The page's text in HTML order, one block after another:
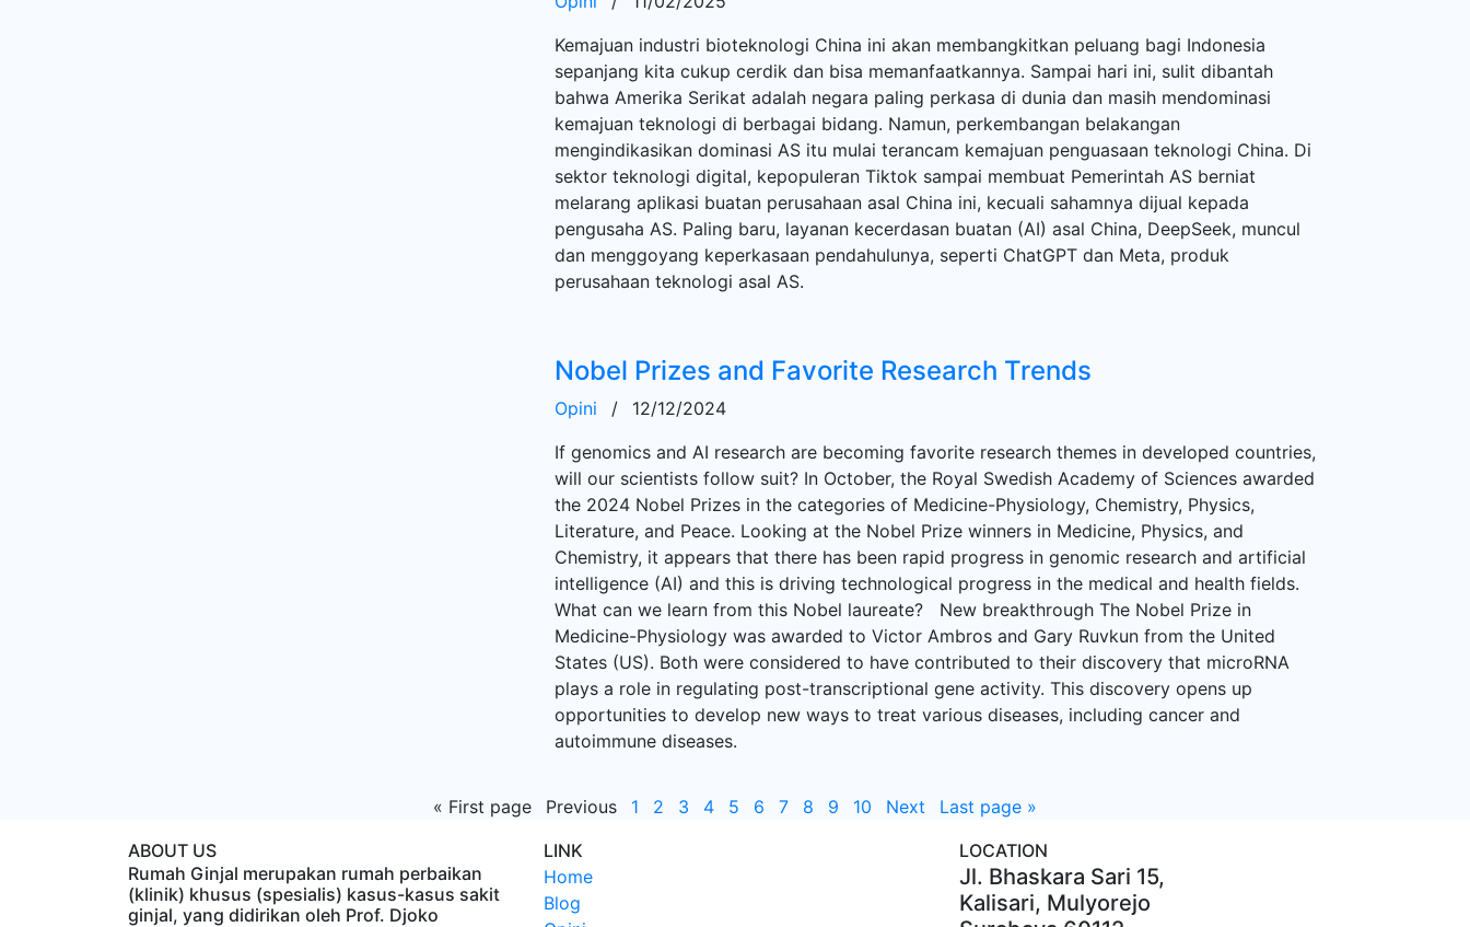
Kemajuan industri bioteknologi China ini akan membangkitkan peluang bagi Indonesia
sepanjang kita cukup cerdik dan bisa memanfaatkannya. Sampai hari ini, sulit dibantah
bahwa Amerika Serikat adalah negara paling perkasa di dunia dan masih mendominasi
kemajuan teknologi di berbagai bidang. Namun, perkembangan belakangan
mengindikasikan dominasi AS itu mulai terancam kemajuan penguasaan teknologi China. Di
sektor teknologi digital, kepopuleran Tiktok sampai membuat Pemerintah AS berniat
melarang aplikasi buatan perusahaan asal China ini, kecuali sahamnya dijual kepada
pengusaha AS. Paling baru, layanan kecerdasan buatan (AI) asal China, DeepSeek, muncul
dan menggoyang keperkasaan pendahulunya, seperti ChatGPT dan Meta, produk
perusahaan teknologi asal AS.
Nobel Prizes and Favorite Research Trends
Opini /
12/12/2024
If genomics and AI research are becoming favorite research themes in developed countries,
will our scientists follow suit? In October, the Royal Swedish Academy of Sciences awarded
the 2024 Nobel Prizes in the categories of Medicine-Physiology, Chemistry, Physics,
Literature, and Peace. Looking at the Nobel Prize winners in Medicine, Physics, and
Chemistry, it appears that there has been rapid progress in genomic research and artificial
intelligence (AI) and this is driving technological progress in the medical and health fields.
What can we learn from this Nobel laureate? New breakthrough The Nobel Prize in
Medicine-Physiology was awarded to Victor Ambros and Gary Ruvkun from the United
States (US). Both were considered to have contributed to their discovery that microRNA
plays a role in regulating post-transcriptional gene activity. This discovery opens up
opportunities to develop new ways to treat various diseases, including cancer and
autoimmune diseases.
« First page Previous 1 2 3 4 5 6 7 8 9 10 Next Last page »
ABOUT US
Rumah Ginjal merupakan rumah perbaikan
(klinik) khusus (spesialis) kasus-kasus sakit
ginjal, yang didirikan oleh Prof. Djoko
LINK
Home
Blog
LOCATION
Jl. Bhaskara Sari 15,
Kalisari, Mulyorejo